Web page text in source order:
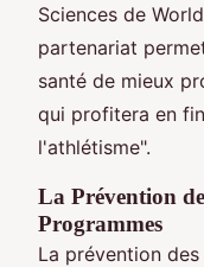
Sciences de
partenariat
santé de mieux
qui profitera en
l'athlétisme".
La Prévention
Programmes
La prévention